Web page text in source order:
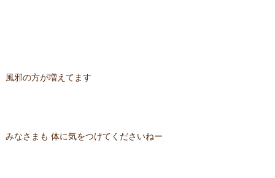
風邪の方が増えてます
みなさまも 体に気をつけてくださいねー